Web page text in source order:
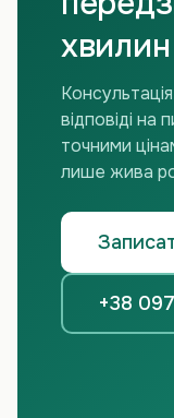
хвилин
відповіді на
точними
лише жива
+38